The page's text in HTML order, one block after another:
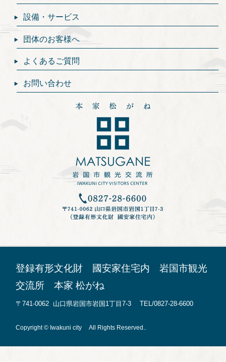
設備・サービス
団体のお客様へ
よくあるご質問
お問い合わせ
登録有形文化財 國安家住宅内 岩国市観光
交流所 本家 松がね
〒741-0062 山口県岩国市岩国1丁目7-3 TEL/0827-28-6600
Copyright © Iwakuni city All Rights Reserved..